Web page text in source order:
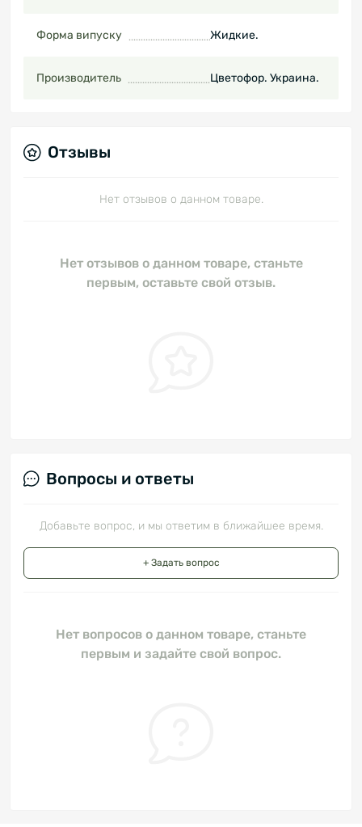
Форма випуску Жидкие.
Производитель Цветофор. Украина.
Отзывы
Нет отзывов о данном товаре.
Нет отзывов о данном товаре, станьте
первым, оставьте свой отзыв.
Вопросы и ответы
Добавьте вопрос, и мы ответим в ближайшее время.
+ Задать вопрос
Нет вопросов о данном товаре, станьте
первым и задайте свой вопрос.